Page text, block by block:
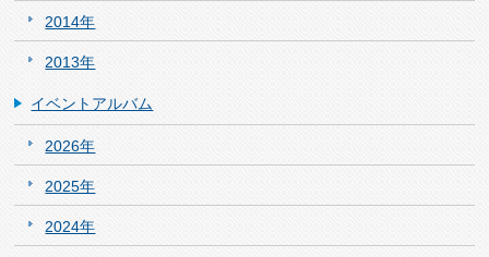
2014年
2013年
イベントアルバム
2026年
2025年
2024年